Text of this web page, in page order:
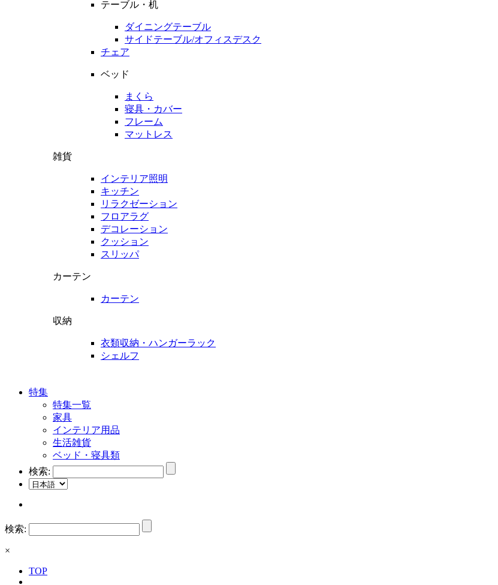
テーブル・机
ダイニングテーブル
サイドテーブル/オフィスデスク
チェア
ベッド
まくら
寝具・カバー
フレーム
マットレス
雑貨
インテリア照明
キッチン
リラクゼーション
フロアラグ
デコレーション
クッション
スリッパ
カーテン
カーテン
収納
衣類収納・ハンガーラック
シェルフ
特集
特集一覧
家具
インテリア用品
生活雑貨
ベッド・寝具類
検索:
検索:
×
TOP